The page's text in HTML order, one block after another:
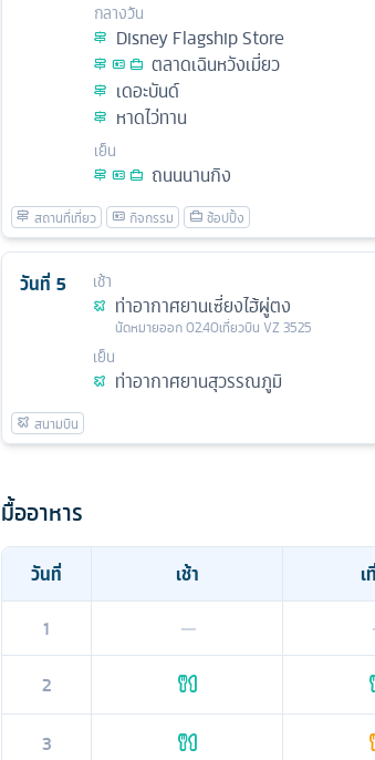
กลางวัน
Disney Flagship Store
ตลาดเฉินหวังเมี่ยว
เดอะบันด์
หาดไว่ทาน
เย็น
ถนนนานกิง
วันที่ 5 เช้า
ท่าอากาศยานเซี่ยงไฮ้ผู่ตง
นัดหมายออก02.40เที่ยวบิน VZ 3525
เย็น
ท่าอากาศยานสุวรรณภูมิ
มื้ออาหาร
วันที่ เช้า
1
—
2
3